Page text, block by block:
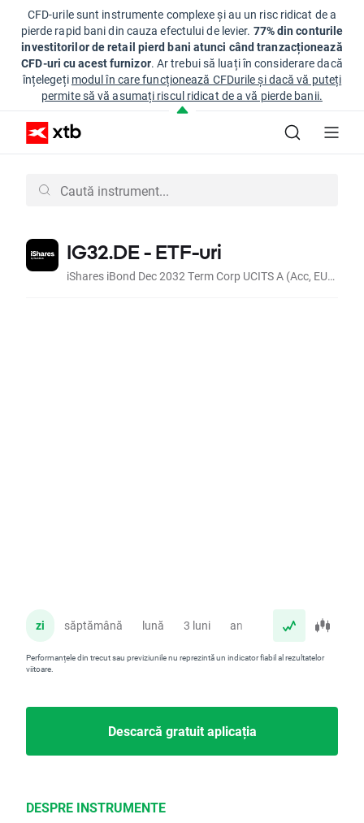
CFD-urile sunt instrumente complexe și au un risc ridicat de a
pierde rapid bani din cauza efectului de levier. 77% din conturile
investitorilor de retail pierd bani atunci când tranzacționează
CFD-uri cu acest furnizor. Ar trebui să luați în considerare dacă
înțelegeți modul în care funcționează CFDurile și dacă vă puteți
permite să vă asumați riscul ridicat de a vă pierde banii.
IG32.DE - ETF-uri
iShares iBond Dec 2032 Term Corp UCITS A (Acc, EUR)
zi săptămână lună 3 luni an
Performanțele din trecut sau previziunile nu reprezintă un indicator fiabil al rezultatelor
viitoare.
Descarcă gratuit aplicația
DESPRE INSTRUMENTE